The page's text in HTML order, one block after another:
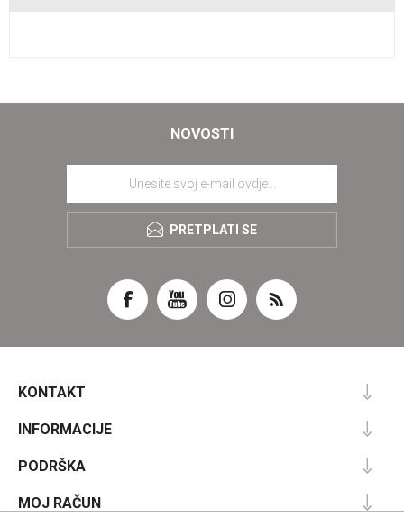
NOVOSTI
PRETPLATI SE
KONTAKT
INFORMACIJE
PODRŠKA
MOJ RAČUN